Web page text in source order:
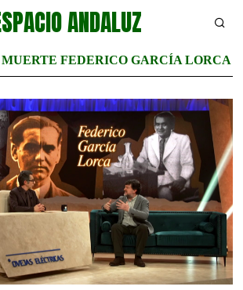
ANDALUZ
MUERTE FEDERICO GARCÍA LORCA